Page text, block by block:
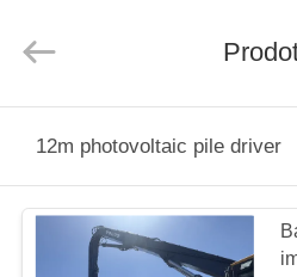
PRODOTTI
Ltd..
12m photovoltaic pile driver